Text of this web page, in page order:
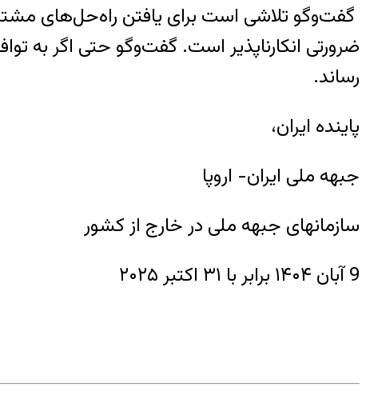
گفت‌وگو تلاشی است برای یافتن راه‌حل‌های
ضرورتی انکارناپذیر است. گفت‌وگو حتی اگر به
رساند.
پاینده ایران،
جبهه ملی ایران- اروپا
سازمانهای جبهه ملی در خارج از کشور
9 آبان ۱۴۰۴ برابر با ۳۱ اکتبر ۲۰۲۵